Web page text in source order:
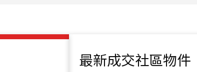
最新成交社區物件
115年07月 成交